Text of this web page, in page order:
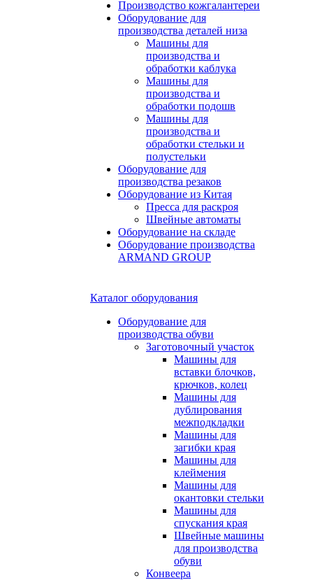
Производство кожгалантереи
Оборудование для
производства деталей низа
Машины для
производства и
обработки каблука
Машины для
производства и
обработки подошв
Машины для
производства и
обработки стельки и
полустельки
Оборудование для
производства резаков
Оборудование из Китая
Пресса для раскроя
Швейные автоматы
Оборудование на складе
Оборудование производства
ARMAND GROUP
Каталог оборудования
Оборудование для
производства обуви
Заготовочный участок
Машины для
вставки блочков,
крючков, колец
Машины для
дублирования
межподкладки
Машины для
загибки края
Машины для
клеймения
Машины для
окантовки стельки
Машины для
спускания края
Швейные машины
для производства
обуви
Конвеера